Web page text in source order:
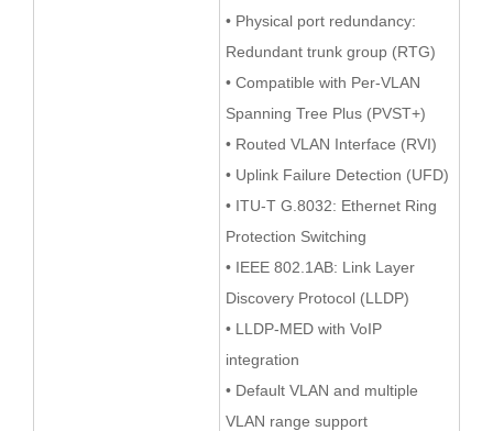
• Physical port redundancy:
Redundant trunk group (RTG)
• Compatible with Per-VLAN
Spanning Tree Plus (PVST+)
• Routed VLAN Interface (RVI)
• Uplink Failure Detection (UFD)
• ITU-T G.8032: Ethernet Ring
Protection Switching
• IEEE 802.1AB: Link Layer
Discovery Protocol (LLDP)
• LLDP-MED with VoIP
integration
• Default VLAN and multiple
VLAN range support